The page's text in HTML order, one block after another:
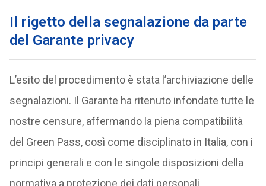
Il rigetto della segnalazione da parte
del Garante privacy
L’esito del procedimento è stata l’archiviazione delle
segnalazioni. Il Garante ha ritenuto infondate tutte le
nostre censure, affermando la piena compatibilità
del Green Pass, così come disciplinato in Italia, con i
principi generali e con le singole disposizioni della
normativa a protezione dei dati personali.